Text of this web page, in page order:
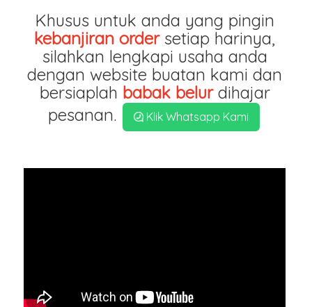
Khusus untuk anda yang pingin
kebanjiran ordersetiap harinya,
silahkan lengkapi usaha anda
dengan website buatan kami dan
bersiaplah babak belurdihajar
pesanan.
Klik Whatsapp Kami